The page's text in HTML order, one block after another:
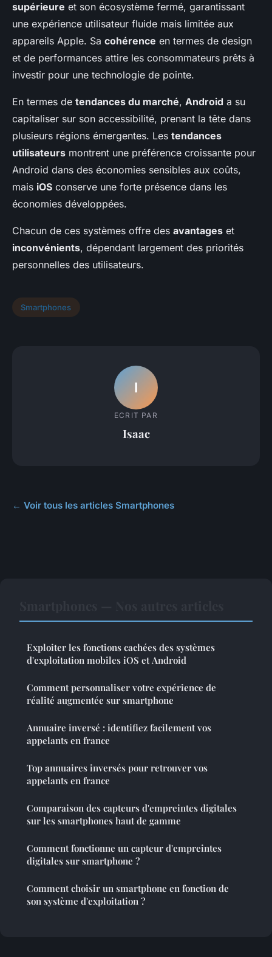
supérieure et son écosystème fermé, garantissant
une expérience utilisateur fluide mais limitée aux
appareils Apple. Sa cohérence en termes de design
et de performances attire les consommateurs prêts à
investir pour une technologie de pointe.
En termes de tendances du marché, Android a su
capitaliser sur son accessibilité, prenant la tête dans
plusieurs régions émergentes. Les tendances
utilisateurs montrent une préférence croissante pour
Android dans des économies sensibles aux coûts,
mais iOS conserve une forte présence dans les
économies développées.
Chacun de ces systèmes offre des avantages et
inconvénients, dépendant largement des priorités
personnelles des utilisateurs.
Smartphones
I
ECRIT PAR
Isaac
← Voir tous les articles Smartphones
Exploiter les fonctions cachées des systèmes
d'exploitation mobiles iOS et Android
Comment personnaliser votre expérience de
réalité augmentée sur smartphone
Annuaire inversé : identifiez facilement vos
appelants en france
Top annuaires inversés pour retrouver vos
appelants en france
Comparaison des capteurs d'empreintes digitales
sur les smartphones haut de gamme
Comment fonctionne un capteur d'empreintes
digitales sur smartphone ?
Comment choisir un smartphone en fonction de
son système d'exploitation ?